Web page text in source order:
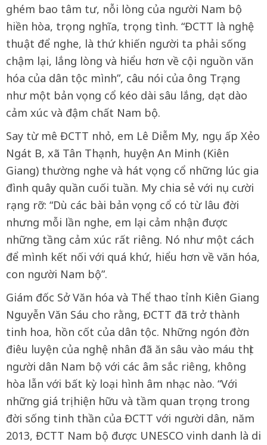
ghém bao tâm tư, nỗi lòng của người Nam bộ
hiền hòa, trọng nghĩa, trọng tình. “ĐCTT là nghệ
thuật để nghe, là thứ khiến người ta phải sống
chậm lại, lắng lòng và hiểu hơn về cội nguồn văn
hóa của dân tộc mình”, câu nói của ông Trạng
như một bản vọng cổ kéo dài sâu lắng, dạt dào
cảm xúc và đậm chất Nam bộ.
Say từ mê ĐCTT nhỏ, em Lê Diễm My, ngụ ấp Xẻo
Ngát B, xã Tân Thạnh, huyện An Minh (Kiên
Giang) thường nghe và hát vọng cổ những lúc gia
đình quây quần cuối tuần. My chia sẻ với nụ cười
rạng rỡ: “Dù các bài bản vọng cổ có từ lâu đời
nhưng mỗi lần nghe, em lại cảm nhận được
những tầng cảm xúc rất riêng. Nó như một cách
để mình kết nối với quá khứ, hiểu hơn về văn hóa,
con người Nam bộ”.
Giám đốc Sở Văn hóa và Thể thao tỉnh Kiên Giang
Nguyễn Văn Sáu cho rằng, ĐCTT đã trở thành
tinh hoa, hồn cốt của dân tộc. Những ngón đờn
điêu luyện của nghệ nhân đã ăn sâu vào máu thịt
người dân Nam bộ với các âm sắc riêng, không
hòa lẫn với bất kỳ loại hình âm nhạc nào. “Với
những giá trị hiện hữu và tầm quan trọng trong
đời sống tinh thần của ĐCTT với người dân, năm
2013, ĐCTT Nam bộ được UNESCO vinh danh là di